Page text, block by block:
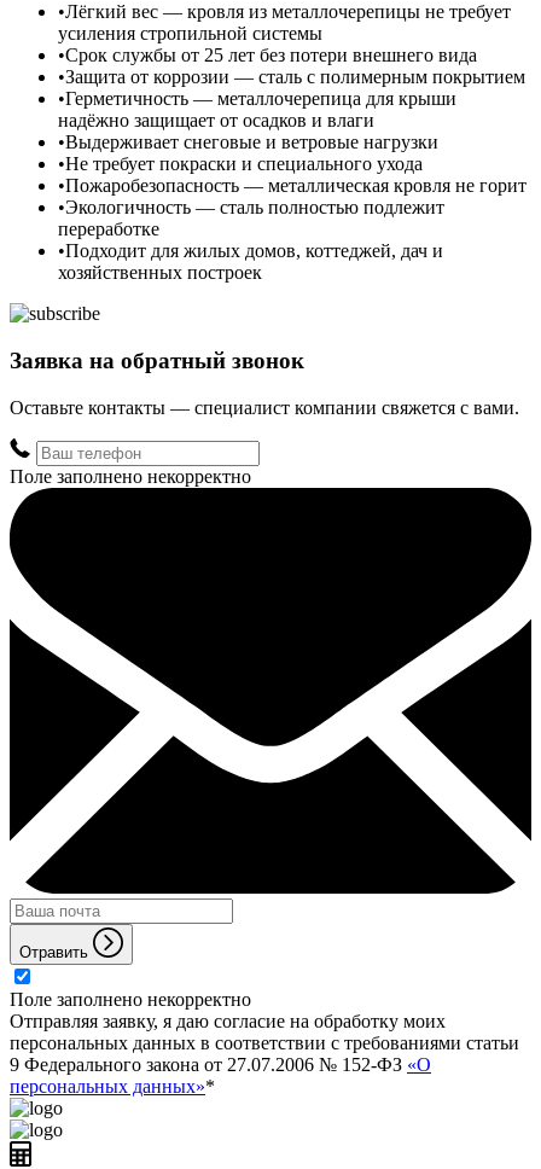
Лёгкий вес — кровля из металлочерепицы не требует
усиления стропильной системы
Срок службы от 25 лет без потери внешнего вида
Защита от коррозии — сталь с полимерным покрытием
Герметичность — металлочерепица для крыши
надёжно защищает от осадков и влаги
Выдерживает снеговые и ветровые нагрузки
Не требует покраски и специального ухода
Пожаробезопасность — металлическая кровля не горит
Экологичность — сталь полностью подлежит
переработке
Подходит для жилых домов, коттеджей, дач и
хозяйственных построек
Заявка на обратный звонок
Оставьте контакты — специалист компании свяжется с вами.
Поле заполнено некорректно
Отравить
Поле заполнено некорректно
Отправляя заявку, я даю согласие на обработку моих
персональных данных в соответствии с требованиями статьи
9 Федерального закона от 27.07.2006 № 152-ФЗ «О
персональных данных»*